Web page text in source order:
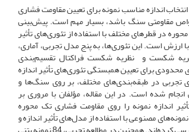
اندازه مناسب نمونه برای تعیین مقاومت فشاری
مقاومتی سنگ باشد، بسیار مهم است. پیش‌بینی
در قطرهای مختلف با استفاده از تئوری‌های تأثیر
با ارزش است. این تئوری‌ها، به پنج مدل تجربی، آماری،
شکست و نظریه شکست فراکتال تقسیم‌بندی
برای تعیین همبستگی تئوری‌های تأثیر اندازه
تجربی در طبقه‌بندی‌های مختلف، بر روی سنگ‌ها و
شده است. در این مقاله، مؤلفان با مروری بر
اندازه نمونه را روی مقاومت فشاری تک محوره
مصنوعی با استفاده از مدل‌های تأثیر اندازه و